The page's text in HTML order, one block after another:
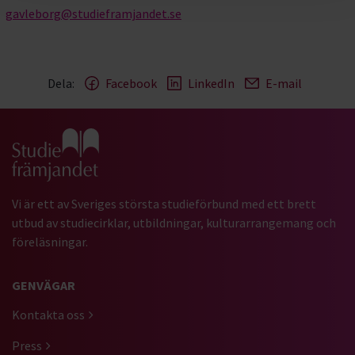
gavleborg@studieframjandet.se
Dela: Facebook LinkedIn E-mail
Gå till studiefrämjandets startsida
Vi är ett av Sveriges största studieförbund med ett brett
utbud av studiecirklar, utbildningar, kulturarrangemang och
föreläsningar.
GENVÄGAR
Kontakta oss
Press